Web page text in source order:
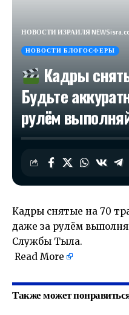
НОВОСТИ ИЗРАИЛЯ
НОВОСТИ БЛОГОСФЕРЫ
Кадры
Будьте
рулём
Кадры снятые на 70
даже за рулём
Службы Тыла.
Read More
Также может